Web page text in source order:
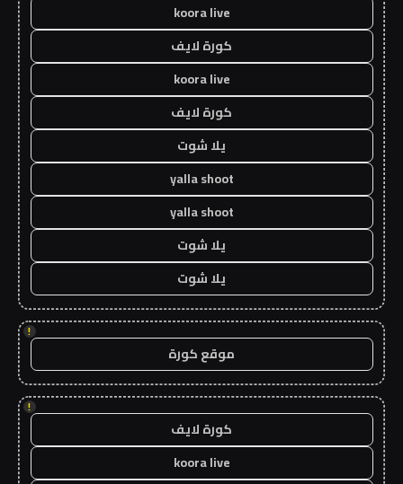
koora live
كورة لايف
koora live
كورة لايف
يلا شوت
yalla shoot
yalla shoot
يلا شوت
يلا شوت
!
موقع كورة
!
كورة لايف
koora live